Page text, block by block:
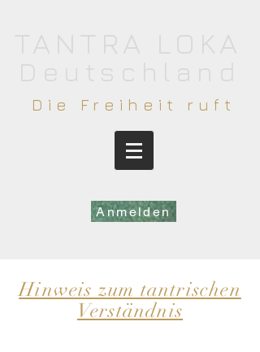
​Die Freiheit ruft
Anmelden
Hinweis zum tantrischen
Verständnis